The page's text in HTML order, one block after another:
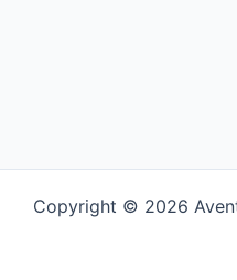
Copyright © 2026